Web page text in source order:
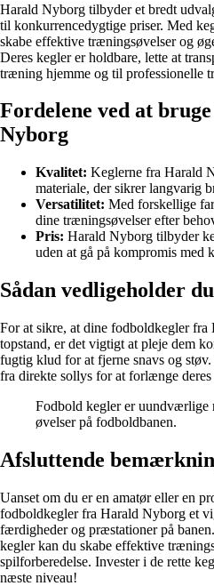
Harald Nyborg tilbyder et bredt
til konkurrencedygtige priser. Med
skabe effektive træningsøvelser og
Deres kegler er holdbare, lette at
træning hjemme og til professionelle
Fordelene ved at
Nyborg
Kvalitet: Keglerne fra Harald
materiale, der sikrer langvarig
Versatilitet: Med forskellige
dine træningsøvelser efter
Pris: Harald Nyborg tilbyder
uden at gå på kompromis med
Sådan vedligeholder
For at sikre, at dine fodboldkegler
topstand, er det vigtigt at pleje dem
fugtig klud for at fjerne snavs og
fra direkte sollys for at forlænge deres
Fodbold kegler er uundværlige
øvelser på fodboldbanen.
Afsluttende
Uanset om du er en amatør eller en
fodboldkegler fra Harald Nyborg et
færdigheder og præstationer på
kegler kan du skabe effektive
spilforberedelse. Invester i de rette
næste niveau!